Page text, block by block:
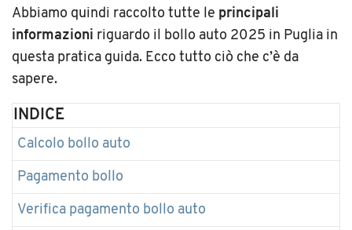
Abbiamo quindi raccolto tutte le principali
informazioni riguardo il bollo auto 2025 in Puglia in
questa pratica guida. Ecco tutto ciò che c’è da
sapere.
INDICE
Calcolo bollo auto
Pagamento bollo
Verifica pagamento bollo auto